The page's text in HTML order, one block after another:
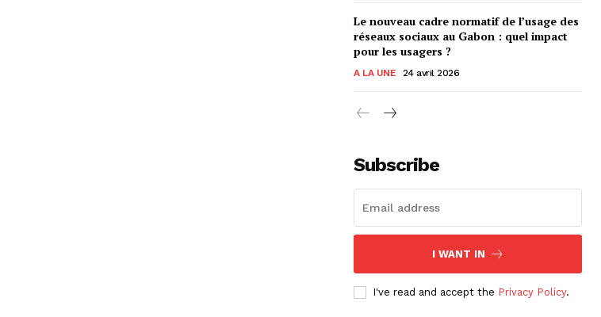
Le nouveau cadre normatif de l’usage des
réseaux sociaux au Gabon : quel impact
pour les usagers ?
A LA UNE 24 avril 2026
Subscribe
I WANT IN
I've read and accept the Privacy Policy.